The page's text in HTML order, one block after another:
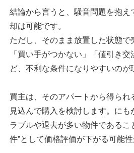
結論から言うと、騒音問題を抱え
却は可能です。
ただし、そのまま放置した状態で
「買い手がつかない」「値引き
ど、不利な条件になりやすいのが
買主は、そのアパートから得られ
見込んで購入を検討します。にも
ラブルや退去が多い物件であるこ
件”として価格評価が下がる可能性